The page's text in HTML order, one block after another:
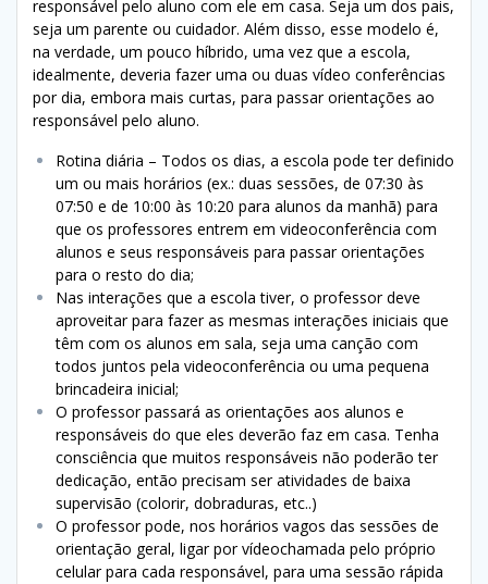
responsável pelo aluno com ele em casa. Seja um dos pais,
seja um parente ou cuidador. Além disso, esse modelo é,
na verdade, um pouco híbrido, uma vez que a escola,
idealmente, deveria fazer uma ou duas vídeo conferências
por dia, embora mais curtas, para passar orientações ao
responsável pelo aluno.
Rotina diária – Todos os dias, a escola pode ter definido
um ou mais horários (ex.: duas sessões, de 07:30 às
07:50 e de 10:00 às 10:20 para alunos da manhã) para
que os professores entrem em videoconferência com
alunos e seus responsáveis para passar orientações
para o resto do dia;
Nas interações que a escola tiver, o professor deve
aproveitar para fazer as mesmas interações iniciais que
têm com os alunos em sala, seja uma canção com
todos juntos pela videoconferência ou uma pequena
brincadeira inicial;
O professor passará as orientações aos alunos e
responsáveis do que eles deverão faz em casa. Tenha
consciência que muitos responsáveis não poderão ter
dedicação, então precisam ser atividades de baixa
supervisão (colorir, dobraduras, etc..)
O professor pode, nos horários vagos das sessões de
orientação geral, ligar por vídeochamada pelo próprio
celular para cada responsável, para uma sessão rápida